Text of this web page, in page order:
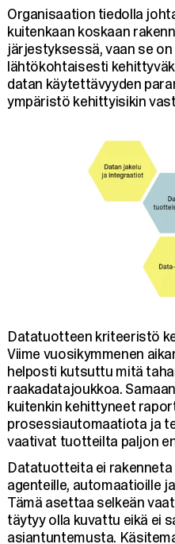
Organisaation tiedolla
kuitenkaan koskaan
järjestyksessä, vaan se
lähtökohtaisesti
datan käytettävyyden
ympäristö kehittyisikin
Datatuotteen kriteeristö
Viime vuosikymmenen
helposti kutsuttu mitä
raakadatajoukkoa.
kuitenkin kehittyneet
prosessiautomaatiota ja
vaativat tuotteilta paljon
Datatuotteita ei rakenneta
agenteille, automaatioille
Tämä asettaa selkeän
täytyy olla kuvattu eikä ei
asiantuntemusta.